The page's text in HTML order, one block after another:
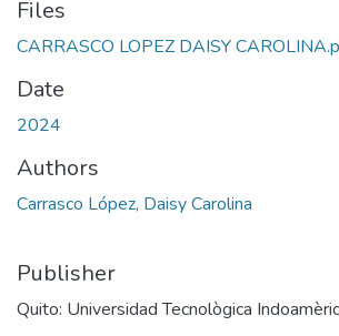
Files
CARRASCO LOPEZ DAISY
Date
2024
Authors
Carrasco López, Daisy Carolina
Publisher
Quito: Universidad Tecnològica